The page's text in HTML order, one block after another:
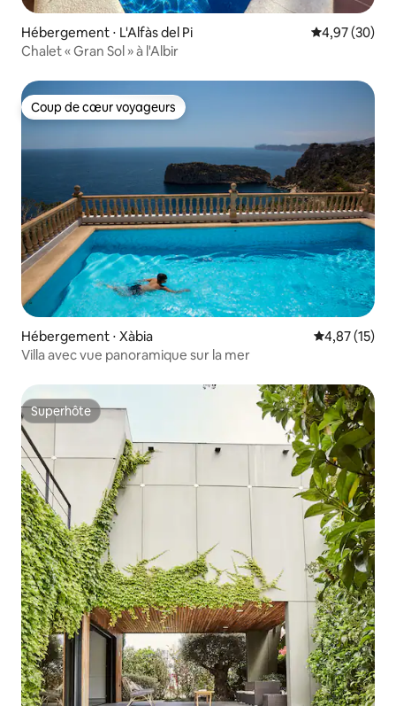
Hébergement ⋅ L'Alfàs del Pi Évaluation
4,97 (30)
Chalet « Gran Sol » à l'Albir
Coup de cœur voyageurs
Coup de cœur voyageurs
Hébergement ⋅ Xàbia Évaluation
4,87 (15)
Villa avec vue panoramique sur la mer
Superhôte
Superhôte